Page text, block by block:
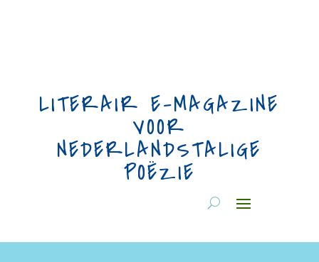
LITERAIR E-MAGAZINE
VOOR
NEDERLANDSTALIGE
POËZIE